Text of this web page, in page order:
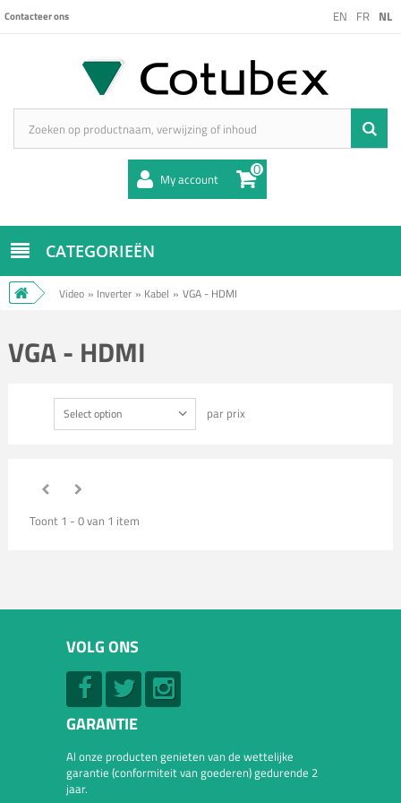
EN FR NL
Contacteer ons
My account 0
CATEGORIEËN
Video » Inverter » Kabel » VGA - HDMI
VGA - HDMI
Select option par prix
Toont 1 - 0 van 1 item
VOLG ONS
GARANTIE
Al onze producten genieten van de wettelijke
garantie (conformiteit van goederen) gedurende 2
jaar.